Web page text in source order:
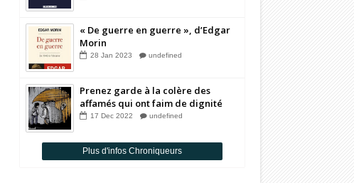
« De guerre en guerre », d’Edgar
Morin
28 Jan 2023 undefined
Prenez garde à la colère des
affamés qui ont faim de dignité
Par Badia Benjelloun
17 Dec 2022 undefined
Plus d'infos Chroniqueurs